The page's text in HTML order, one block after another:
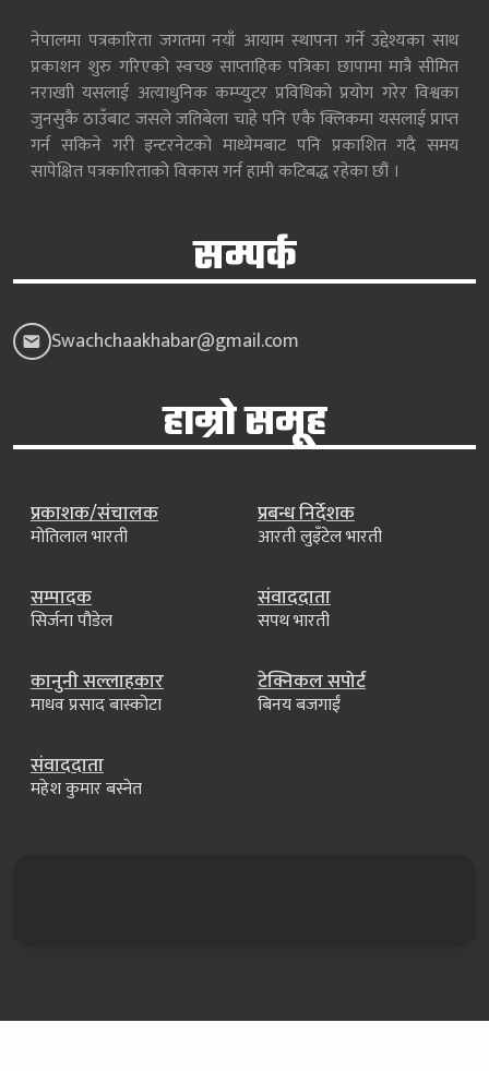
नेपालमा पत्रकारिता जगतमा नयाँ आयाम स्थापना गर्ने उद्देश्यका साथ
प्रकाशन शुरु गरिएको स्वच्छ साप्ताहिक पत्रिका छापामा मात्रै सीमित
नराखाी यसलाई अत्याधुनिक कम्प्युटर प्रविधिको प्रयोग गरेर विश्वका
जुनसुकै ठाउँबाट जसले जतिबेला चाहे पनि एकै क्लिकमा यसलाई प्राप्त
गर्न सकिने गरी इन्टरनेटको माध्येमबाट पनि प्रकाशित गदै समय
सापेक्षित पत्रकारिताको विकास गर्न हामी कटिबद्ध रहेका छौं ।
सम्पर्क
Swachchaakhabar@gmail.com
हाम्रो समूह
प्रकाशक/संचालक
मोतिलाल भारती
प्रबन्ध निर्देशक
आरती लुइँटेल भारती
सम्पादक
सिर्जना पौडेल
संवाददाता
सपथ भारती
कानुनी सल्लाहकार
माधव प्रसाद बास्कोटा
टेक्निकल सपोर्ट
बिनय बजगाईं
संवाददाता
महेश कुमार बस्नेत